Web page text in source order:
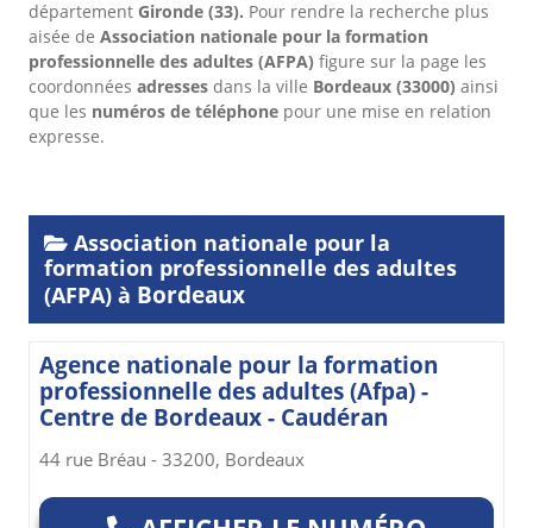
département Gironde (33). Pour rendre la recherche plus
aisée de Association nationale pour la formation
professionnelle des adultes (AFPA) figure sur la page les
coordonnées adresses dans la ville Bordeaux (33000) ainsi
que les numéros de téléphone pour une mise en relation
expresse.
Association nationale pour la
formation professionnelle des adultes
(AFPA) à Bordeaux
Agence nationale pour la formation
professionnelle des adultes (Afpa) -
Centre de Bordeaux - Caudéran
44 rue Bréau - 33200, Bordeaux